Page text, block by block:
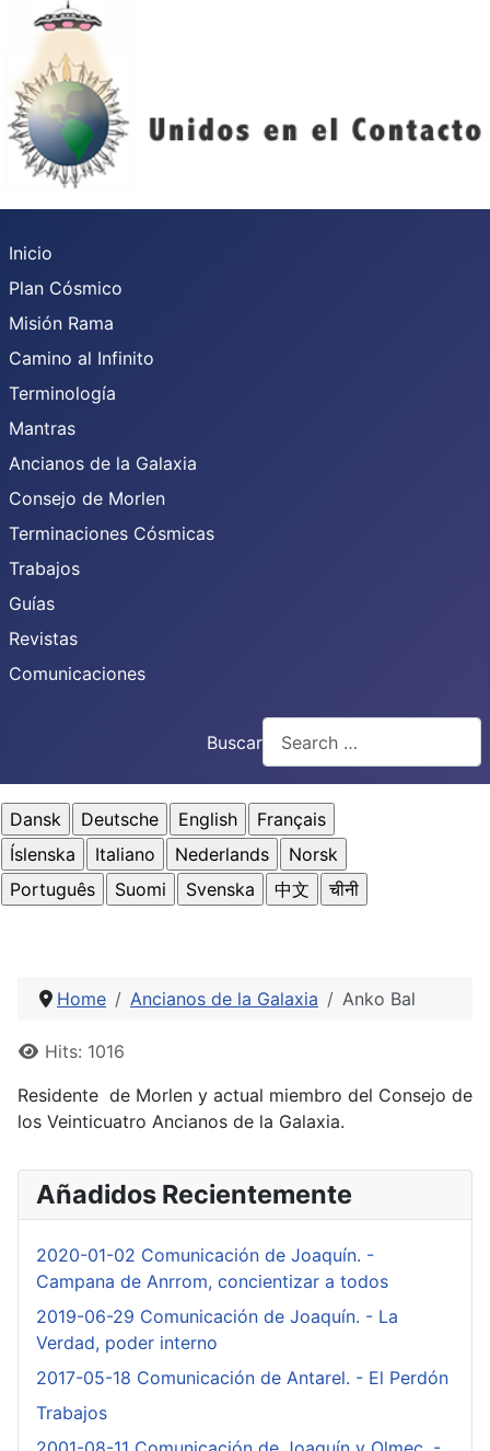
Inicio
Plan Cósmico
Misión Rama
Camino al Infinito
Terminología
Mantras
Ancianos de la Galaxia
Consejo de Morlen
Terminaciones Cósmicas
Trabajos
Guías
Revistas
Comunicaciones
Buscar
Home Ancianos de la Galaxia Anko Bal
DetailsHits: 1016
Residente de Morlen y actual miembro del Consejo de
los Veinticuatro Ancianos de la Galaxia.
Añadidos Recientemente
2020-01-02 Comunicación de Joaquín. -
Campana de Anrrom, concientizar a todos
2019-06-29 Comunicación de Joaquín. - La
Verdad, poder interno
2017-05-18 Comunicación de Antarel. - El Perdón
Trabajos